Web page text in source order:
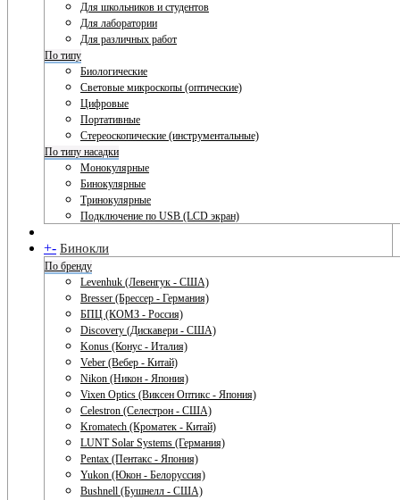
Для школьников и студентов
Для лаборатории
Для различных работ
По типу
Биологические
Световые микроскопы (оптические)
Цифровые
Портативные
Стереоскопические (инструментальные)
По типу насадки
Монокулярные
Бинокулярные
Тринокулярные
Подключение по USB (LCD экран)
+- Бинокли
По бренду
Levenhuk (Левенгук - США)
Bresser (Брессер - Германия)
БПЦ (КОМЗ - Россия)
Discovery (Дискавери - США)
Konus (Конус - Италия)
Veber (Вебер - Китай)
Nikon (Никон - Япония)
Vixen Optics (Виксен Оптикс - Япония)
Celestron (Селестрон - США)
Kromatech (Кроматек - Китай)
LUNT Solar Systems (Германия)
Pentax (Пентакс - Япония)
Yukon (Юкон - Белоруссия)
Bushnell (Бушнелл - США)